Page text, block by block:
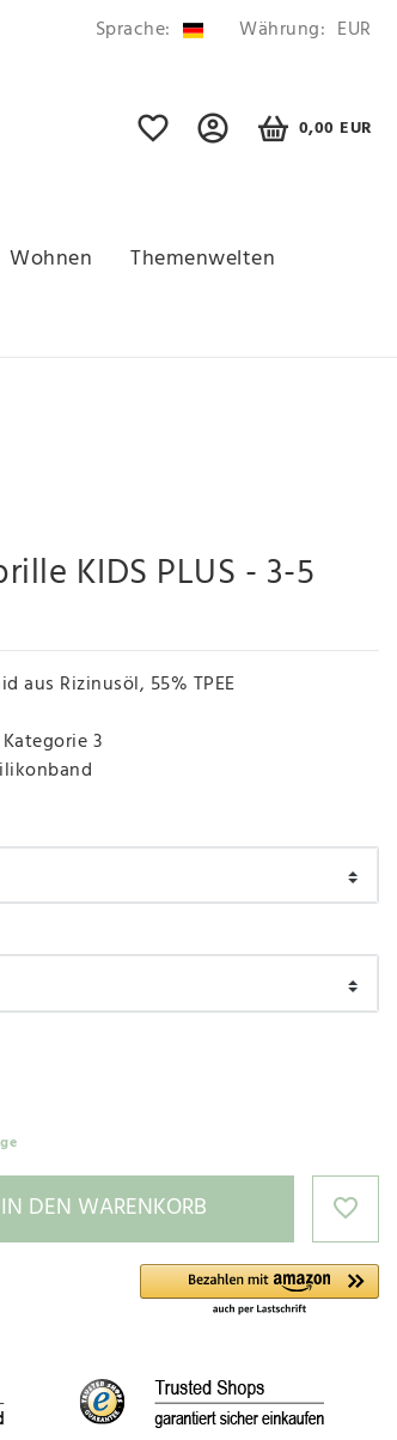
Sprache: Währung: EUR
0,00 EUR
Wohnen
Themenwelten
KIDS PLUS - 3-5
aus Rizinusöl, 55% TPEE
3
IN DEN WARENKORB